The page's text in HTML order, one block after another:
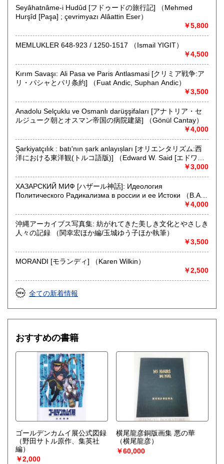
定休日：年中無休 (年内12月30日午後5時まで年始1月4日よ
り)
書籍の買取について
天牛書店では創業以来 百年に亘る経験から、
ただきます。
ご売却をお考えのお客様はぜひ当店までご一報くださいま
せ。
大阪はもとより兵庫、京都、奈良の他、全国の大学や、
遠方の方もまずはお気軽にご相談ください。
歴史、仏教などの学術書や近現代美術、古美術、写真集など
文芸書、古典籍の他、幅広い分野を取扱っております。
お身内やご友人などご自身のものでなく書籍の内容等詳しい
事が分らない場合でも、
スタッフが丁寧に対応致しますので安心してご相談くださ
い。
本の種類や量によって適切な買取方法をお知らせ致します。
哲学宗教、歴史、美術工芸、古典籍、趣味
Seyâhatnâme-i Hudûd [フドゥードの旅行記] （Mehmed
Hurşîd [Paşa] ; çevrimyazı Alâattin Eser）
￥5,800
MEMLUKLER 648-923 / 1250-1517 （Ismail YIGIT）
￥4,500
Kırım Savaşı: Ali Pasa ve Paris Antlasmasi [クリミア戦争:ア
リ・パシャとパリ条約] （Fuat Andic, Suphan Andic）
￥3,500
Anadolu Selçuklu ve Osmanlı darüşşifaları [アナトリア・セ
ルジューク朝とオスマン帝国の病院建築] （Gönül Cantay）
￥4,000
Şarkiyatçılık : batı'nın șark anlayıșları [オリエンタリズム:西
洋における東洋観(トルコ語版)] （Edward W. Said [エドワー
￥3,000
ХАЗАРСКИЙ МИФ [ハザール神話]: Идеология
Политического Радикализма в россии и ее Истоки （В.А.
￥4,000
沖縄アーカイブス写真集: 紡がれてきた美しき文化とやさしき
人々の記録 （関幸宏ほか編/玉城ゆう子ほか執筆）
￥3,500
MORANDI [モランディ] （Karen Wilkin）
￥2,500
全ての新着情報
おすすめの書籍
ゴールデンカムイ展公式図録
（野田サトル原作、集英社
編）
￥2,000
横尾龍彦銅版画集 悪の華
（横尾龍彦）
￥60,000